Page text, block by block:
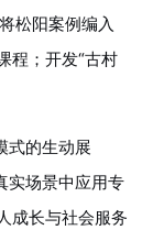
松阳案例编入
程；开发“古村
式的生动展
实场景中应用专
成长与社会服务